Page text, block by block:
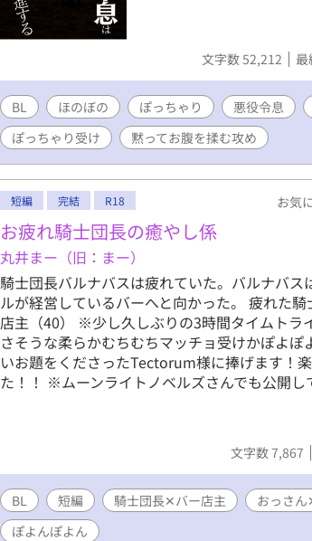
文字数 52,212
BL ほのぼの ぽっちゃり 悪役令息
ぽっちゃり受け
黙ってお腹を揉む攻め
短編 完結 R18 お気
お疲れ騎士団長の癒やし係
丸井まー（旧：まー）
騎士団長バルナバスは疲れていた。バルナバ
ルが経営しているバーへと向かった。 疲れた
店主（40） ※少し久しぶりの3時間タイムトラ
さそうな柔らかむちむちマッチョ受けかぽよ
いお題をくださったTectorum様に捧げます！
た！！ ※ムーンライトノベルズさんでも公開し
文字数 7,867
BL 短編 騎士団長✕バー店主 おっさ
ぽよんぽよん